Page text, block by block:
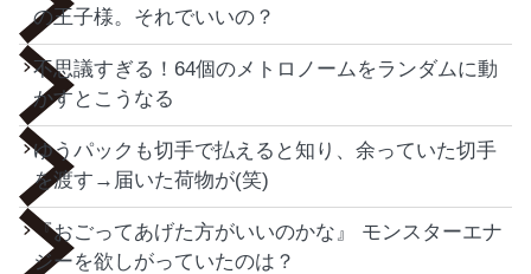
の王子様。それでいいの？
不思議すぎる！64個のメトロノームをランダムに動
かすとこうなる
ゆうパックも切手で払えると知り、余っていた切手
を渡す→届いた荷物が(笑)
『おごってあげた方がいいのかな』 モンスターエナ
ジーを欲しがっていたのは？